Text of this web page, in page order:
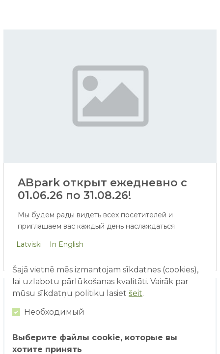
ABpark открыт ежедневно с
01.06.26 по 31.08.26!
Мы будем рады видеть всех посетителей и
приглашаем вас каждый день наслаждаться
аттракционов пополнится аттракционом
виртуальной реальности и аквагримом. А уже
совсем скоро для посетителей станут доступны и
игровая площадка и Площадка водяных пушек.
Latviski In English
Šajā vietnē mēs izmantojam sīkdatnes (cookies),
lai uzlabotu pārlūkošanas kvalitāti. Vairāk par
mūsu sīkdatņu politiku lasiet šeit.
Необходимый
Выберите файлы cookie, которые вы
хотите принять